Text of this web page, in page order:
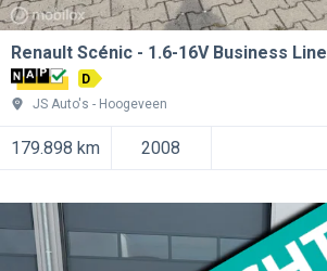
Renault Scénic 1.6-16V Business Line
D
JS Auto's
Hoogeveen
179.898 km 2008